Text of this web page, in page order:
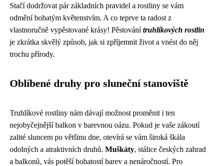
Stačí dodržovat pár základních pravidel a rostliny se vám
odmění bohatým květenstvím. A co teprve ta radost z
vlastnoručně vypěstované krásy! Pěstovánítruhlíkových rostlin
je zkrátka skvělý způsob, jak si zpříjemnit život a vnést do něj
trochu přírody.
Oblíbené druhy pro sluneční stanoviště
Truhlíkové rostliny nám dávají možnost proměnit i ten
nejobyčejnější balkon v barevnou oázu. Pokud je vaše zákoutí
zalité sluncem po většinu dne, otevírá se vám široká škála
odolných a atraktivních druhů. Muškáty, stálice českých zahrad
a balkonů, vás potěší bohatostí barev a nenáročností. Pro